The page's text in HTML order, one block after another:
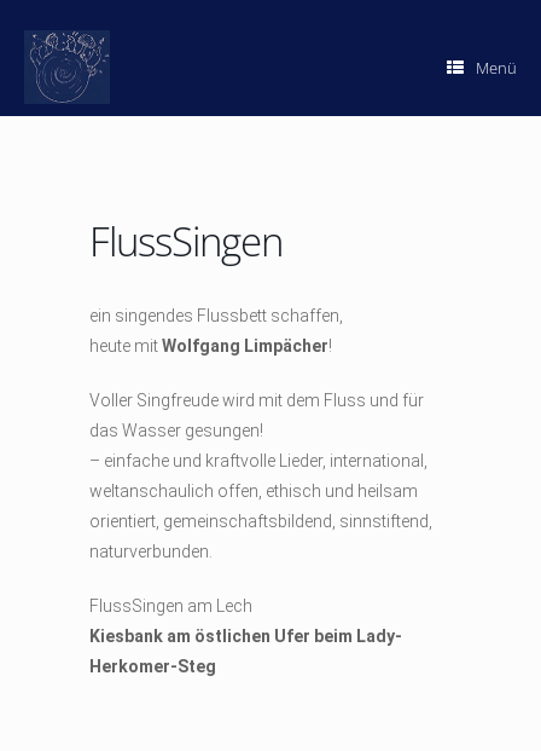
Inhalt
springen
Menü
FlussSingen
ein singendes Flussbett schaffen,
heute mitWolfgang Limpächer!
Voller Singfreude wird mit dem Fluss und für
das Wasser gesungen!
– einfache und kraftvolle Lieder, international,
weltanschaulich offen, ethisch und heilsam
orientiert, gemeinschaftsbildend, sinnstiftend,
naturverbunden.
FlussSingen am Lech
Kiesbank am östlichen Ufer beim Lady-
Herkomer-Steg